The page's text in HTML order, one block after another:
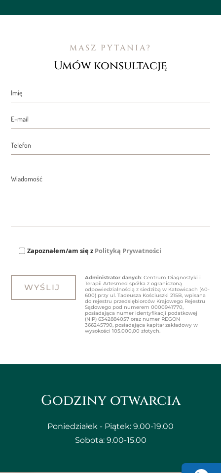
MASZ PYTANIA?
Umów konsultację
Zapoznałem/am się z Polityką Prywatności
Administrator danych: Centrum Diagnostyki i
Terapii Artesmed spółka z ograniczoną
odpowiedzialnością z siedzibą w Katowicach (40-
600) przy ul. Tadeusza Kościuszki 215B, wpisana
do rejestru przedsiębiorców Krajowego Rejestru
Sądowego pod numerem 0000941770,
posiadająca numer identyfikacji podatkowej
(NIP) 6342884057 oraz numer REGON
366245790, posiadająca kapitał zakładowy w
wysokości 105.000,00 złotych.
Godziny otwarcia
Poniedziałek - Piątek: 9.00-19.00
Sobota: 9.00-15.00